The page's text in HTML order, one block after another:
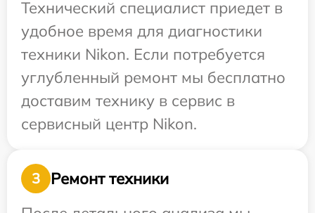
Технический специалист приедет в
удобное время для диагностики
техники Nikon. Если потребуется
углубленный ремонт мы бесплатно
доставим технику в сервис в
сервисный центр Nikon.
3
Ремонт техники